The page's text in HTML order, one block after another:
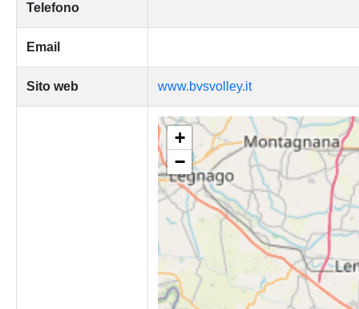
Telefono
Email
Sito web www.bvsvolley.it
+
−